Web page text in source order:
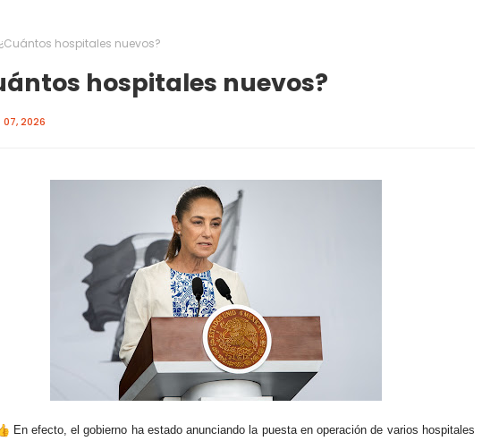
¿Cuántos hospitales nuevos?
hospitales nuevos?
07, 2026
En efecto, el gobierno ha estado anunciando la puesta en operación de varios hospitales